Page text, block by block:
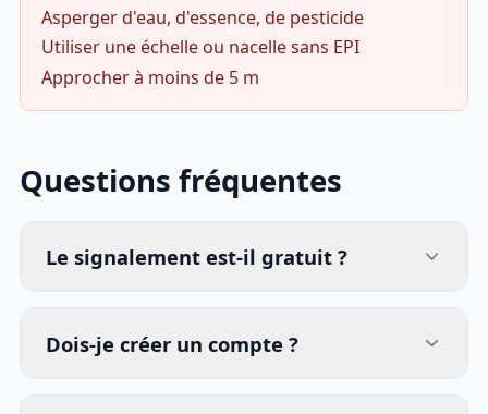
Asperger d'eau, d'essence, de pesticide
Utiliser une échelle ou nacelle sans EPI
Approcher à moins de 5 m
Questions fréquentes
Le signalement est-il gratuit ?
Dois-je créer un compte ?